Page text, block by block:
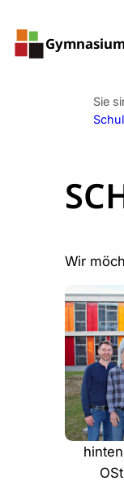
Inhalt
springen
Sie
Wir